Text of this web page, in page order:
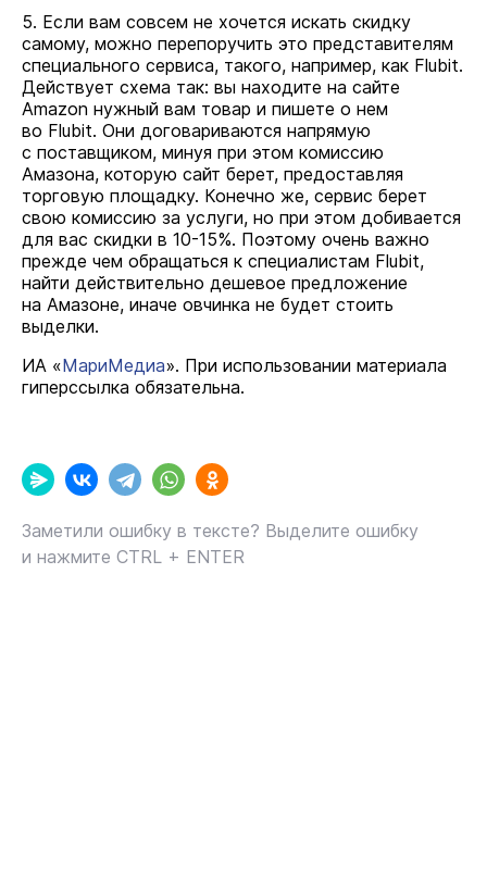
5. Если вам совсем не хочется искать скидку
самому, можно перепоручить это представителям
специального сервиса, такого, например, как Flubit.
Действует схема так: вы находите на сайте
Amazon нужный вам товар и пишете о нем
во Flubit. Они договариваются напрямую
с поставщиком, минуя при этом комиссию
Амазона, которую сайт берет, предоставляя
торговую площадку. Конечно же, сервис берет
свою комиссию за услуги, но при этом добивается
для вас скидки в 10-15%. Поэтому очень важно
прежде чем обращаться к специалистам Flubit,
найти действительно дешевое предложение
на Амазоне, иначе овчинка не будет стоить
выделки.
ИА «МариМедиа». При использовании материала
гиперссылка обязательна.
Заметили ошибку в тексте? Выделите ошибку
и нажмите CTRL + ENTER